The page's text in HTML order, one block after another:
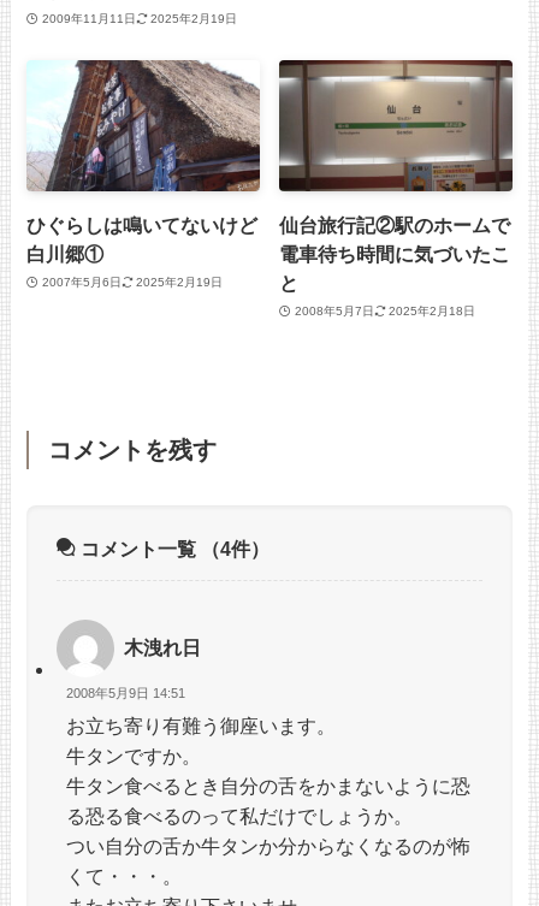
2009年11月11日 2025年2月19日
ひぐらしは鳴いてないけど
白川郷①
2007年5月6日 2025年2月19日
仙台旅行記②駅のホームで
電車待ち時間に気づいたこ
と
2008年5月7日 2025年2月18日
コメントを残す
コメント一覧 （4件）
木洩れ日
2008年5月9日 14:51
お立ち寄り有難う御座います。
牛タンですか。
牛タン食べるとき自分の舌をかまないように恐
る恐る食べるのって私だけでしょうか。
つい自分の舌か牛タンか分からなくなるのが怖
くて・・・。